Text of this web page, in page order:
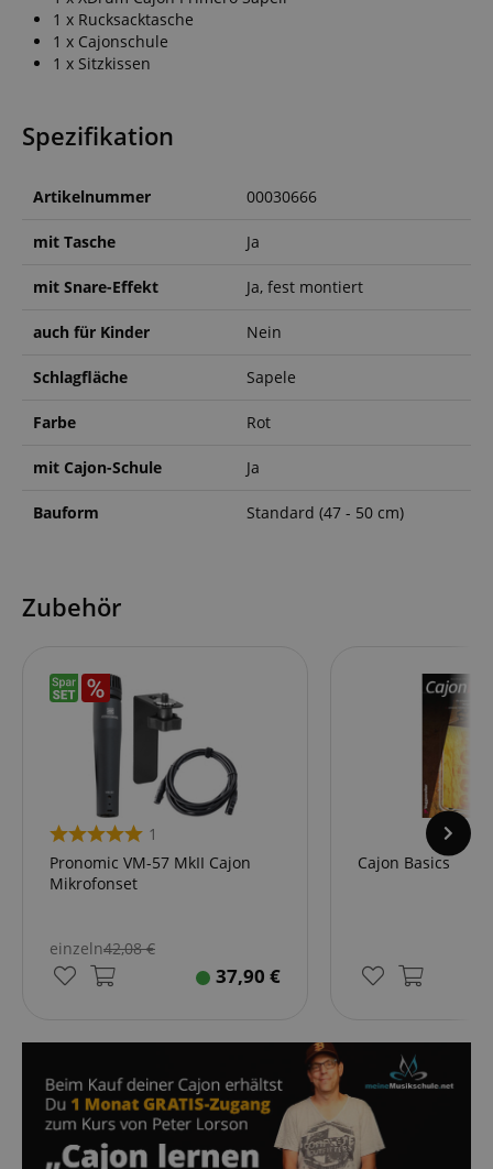
1 x Rucksacktasche
1 x Cajonschule
1 x Sitzkissen
Spezifikation
Artikelnummer 00030666
mit Tasche Ja
mit Snare-Effekt Ja, fest montiert
auch für Kinder Nein
Schlagfläche Sapele
Farbe Rot
mit Cajon-Schule Ja
Bauform Standard (47 - 50 cm)
Zubehör
1
Pronomic VM-57 MkII Cajon
Mikrofonset
einzeln42,08€
37,90 €
Cajon Basics